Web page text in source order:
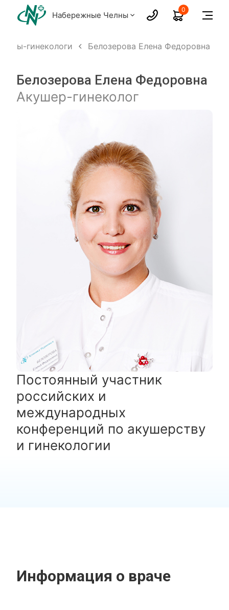
Набережные Челны
0
гинекологи Белозерова Елена Федоровна
Белозерова Елена Федоровна
Акушер-гинеколог
Постоянный участник
российских и
международных
конференций по акушерству
и гинекологии
Информация о враче